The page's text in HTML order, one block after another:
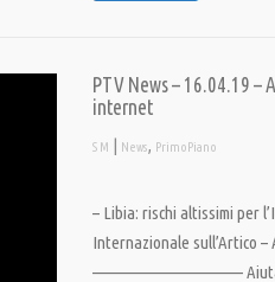
PTV News – 16.04.19 –
internet
S M | News, PrimoPiano
– Libia: rischi altissimi per
Internazionale sull’Artico
———————————– Aiutaci